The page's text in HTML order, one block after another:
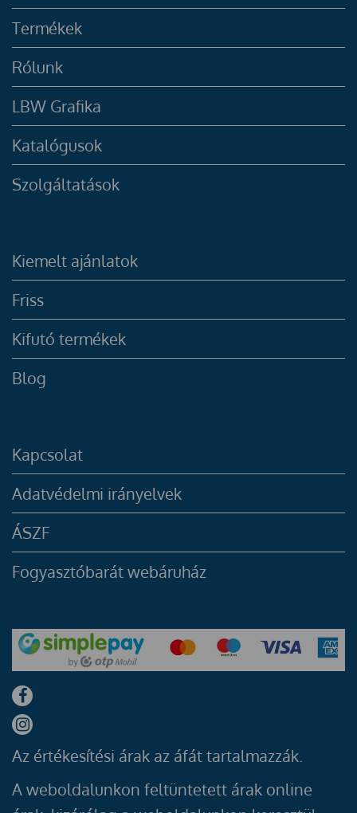
Termékek
Rólunk
LBW Grafika
Katalógusok
Szolgáltatások
Kiemelt ajánlatok
Friss
Kifutó termékek
Blog
Kapcsolat
Adatvédelmi irányelvek
ÁSZF
Fogyasztóbarát webáruház
Az értékesítési árak az áfát tartalmazzák.
A weboldalunkon feltüntetett árak online